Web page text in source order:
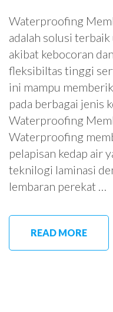
Waterproofing
adalah solusi
akibat kebocoran
fleksibiltas tinggi
ini mampu
pada berbagai jenis
Waterproofing
Waterproofing
pelapisan kedap air
teknilogi laminasi
lembaran perekat …
READ MORE